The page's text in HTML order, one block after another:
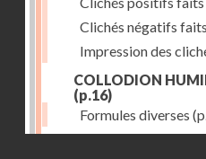
Clichés négatifs
Impression des
COLLODION
(p.16)
Formules diverses